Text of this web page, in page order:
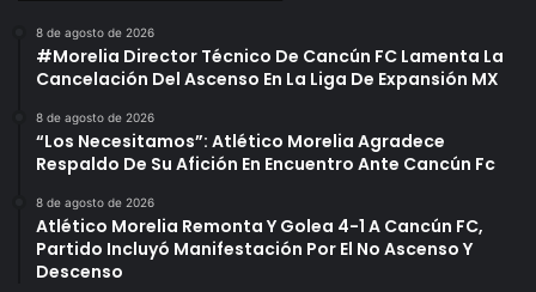
8 de agosto de 2026
#Morelia Director Técnico De Cancún FC Lamenta La
Cancelación Del Ascenso En La Liga De Expansión MX
8 de agosto de 2026
“Los Necesitamos”: Atlético Morelia Agradece
Respaldo De Su Afición En Encuentro Ante Cancún Fc
8 de agosto de 2026
Atlético Morelia Remonta Y Golea 4-1 A Cancún FC,
Partido Incluyó Manifestación Por El No Ascenso Y
Descenso